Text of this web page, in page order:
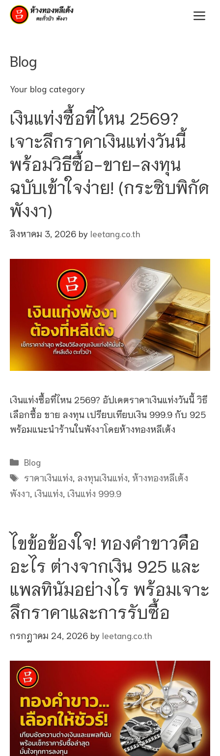
Skip
Blog
Your blog category
เงินแท่งซื้อที่ไหน 2569?
เจาะลึกราคาเงินแท่งวันนี้
พร้อมวิธีซื้อ-ขาย-ลงทุน
ฉบับเข้าใจง่าย! (กระซิบพิกัด
พังงา)
สิงหาคม 3, 2026 by leetang.co.th
เงินแท่งซื้อที่ไหน 2569? อัปเดตราคาเงินแท่งวันนี้ วิธี
เลือกซื้อ ขาย ลงทุน เปรียบเทียบเงิน 999.9 กับ 925
พร้อมแนะนำร้านในพังงาโดยห้างทองหลีเต้ง
Categories
Blog
Tags
ราคาเงินแท่ง, ลงทุนเงินแท่ง, ห้างทองหลีเต้ง
พังงา, เงินแท่ง, เงินแท่ง 999.9
ไขข้อข้องใจ! ทองคำขาวคือ
อะไร ต่างจากเงิน 925 และ
แพลทินัมอย่างไร พร้อมเจาะ
ลึกราคาและการรับซื้อ
กรกฎาคม 24, 2026 by leetang.co.th